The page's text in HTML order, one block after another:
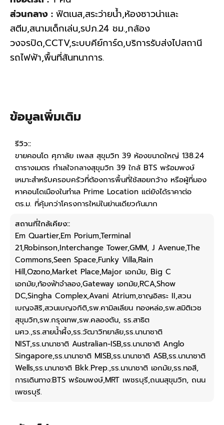
ส่วนกลาง : ฟิตเนส,สระว่ายน้ำ,ห้องซาวน่าและ
สตีม,สนามเด็กเล่น,รปภ.24 ชม.,กล้อง
วงจรปิด,CCTV,ระบบคีย์การ์ด,บริการรับส่งไปสถานี
รถไฟฟ้า,พื้นที่สันทนาการ.
ข้อมูลเพิ่มเติม
รีวิว::
ขายคอนโด ศุภาลัย เพลส สุขุมวิท 39 ห้องขนาดใหญ่ 138.24
ตารางเมตร ทำเลใจกลางสุขุมวิท 39 ใกล้ BTS พร้อมพงษ์
เหมาะสำหรับครอบครัวที่ต้องการพื้นที่ใช้สอยกว้าง หรือผู้ที่มอง
หาคอนโดเมืองในทำเล Prime Location แต่ยังได้ราคาต่อ
ตร.ม. ที่คุ้มกว่าโครงการใหม่ในย่านเดียวกันมาก
สถานที่ใกล้เคียง::
Em Quartier,Em Porium,Terminal
21,Robinson,Interchange Tower,GMM, J Avenue,The
Commons,Seen Space,Funky Villa,Rain
Hill,Ozono,Market Place,Major เอกมัย, Big C
เอกมัย,ท้องฟ้าจำลอง,Gateway เอกมัย,RCA,Show
DC,Singha Complex,Avani Atrium,ชาญอิสระ II,สวน
เบญจสิริ,สวนเบญจกิติ,รพ.คามิลเลียน ทองหล่อ,รพ.สมิติเวช
สุขุมวิท,รพ.กรุงเทพ,รพ.คลองตัน, รร.สาธิต
มศว.,รร.สายน้ำผึ้ง,รร.วัฒาวิทยาลัย,รร.นานาชาติ
NIST,รร.นานาชาติ Australian-ISB,รร.นานาชาติ Anglo
Singapore,รร.นานาชาติ MISB,รร.นานาชาติ ASB,รร.นานาชาติ
Wells,รร.นานาชาติ Bkk.Prep.,รร.นานาชาติ เอกมัย,รร.ทอสี,
การเดินทาง:BTS พร้อมพงษ์,MRT เพชรบุรี,ถนนสุขุมวิท, ถนน
เพชรบุรี.